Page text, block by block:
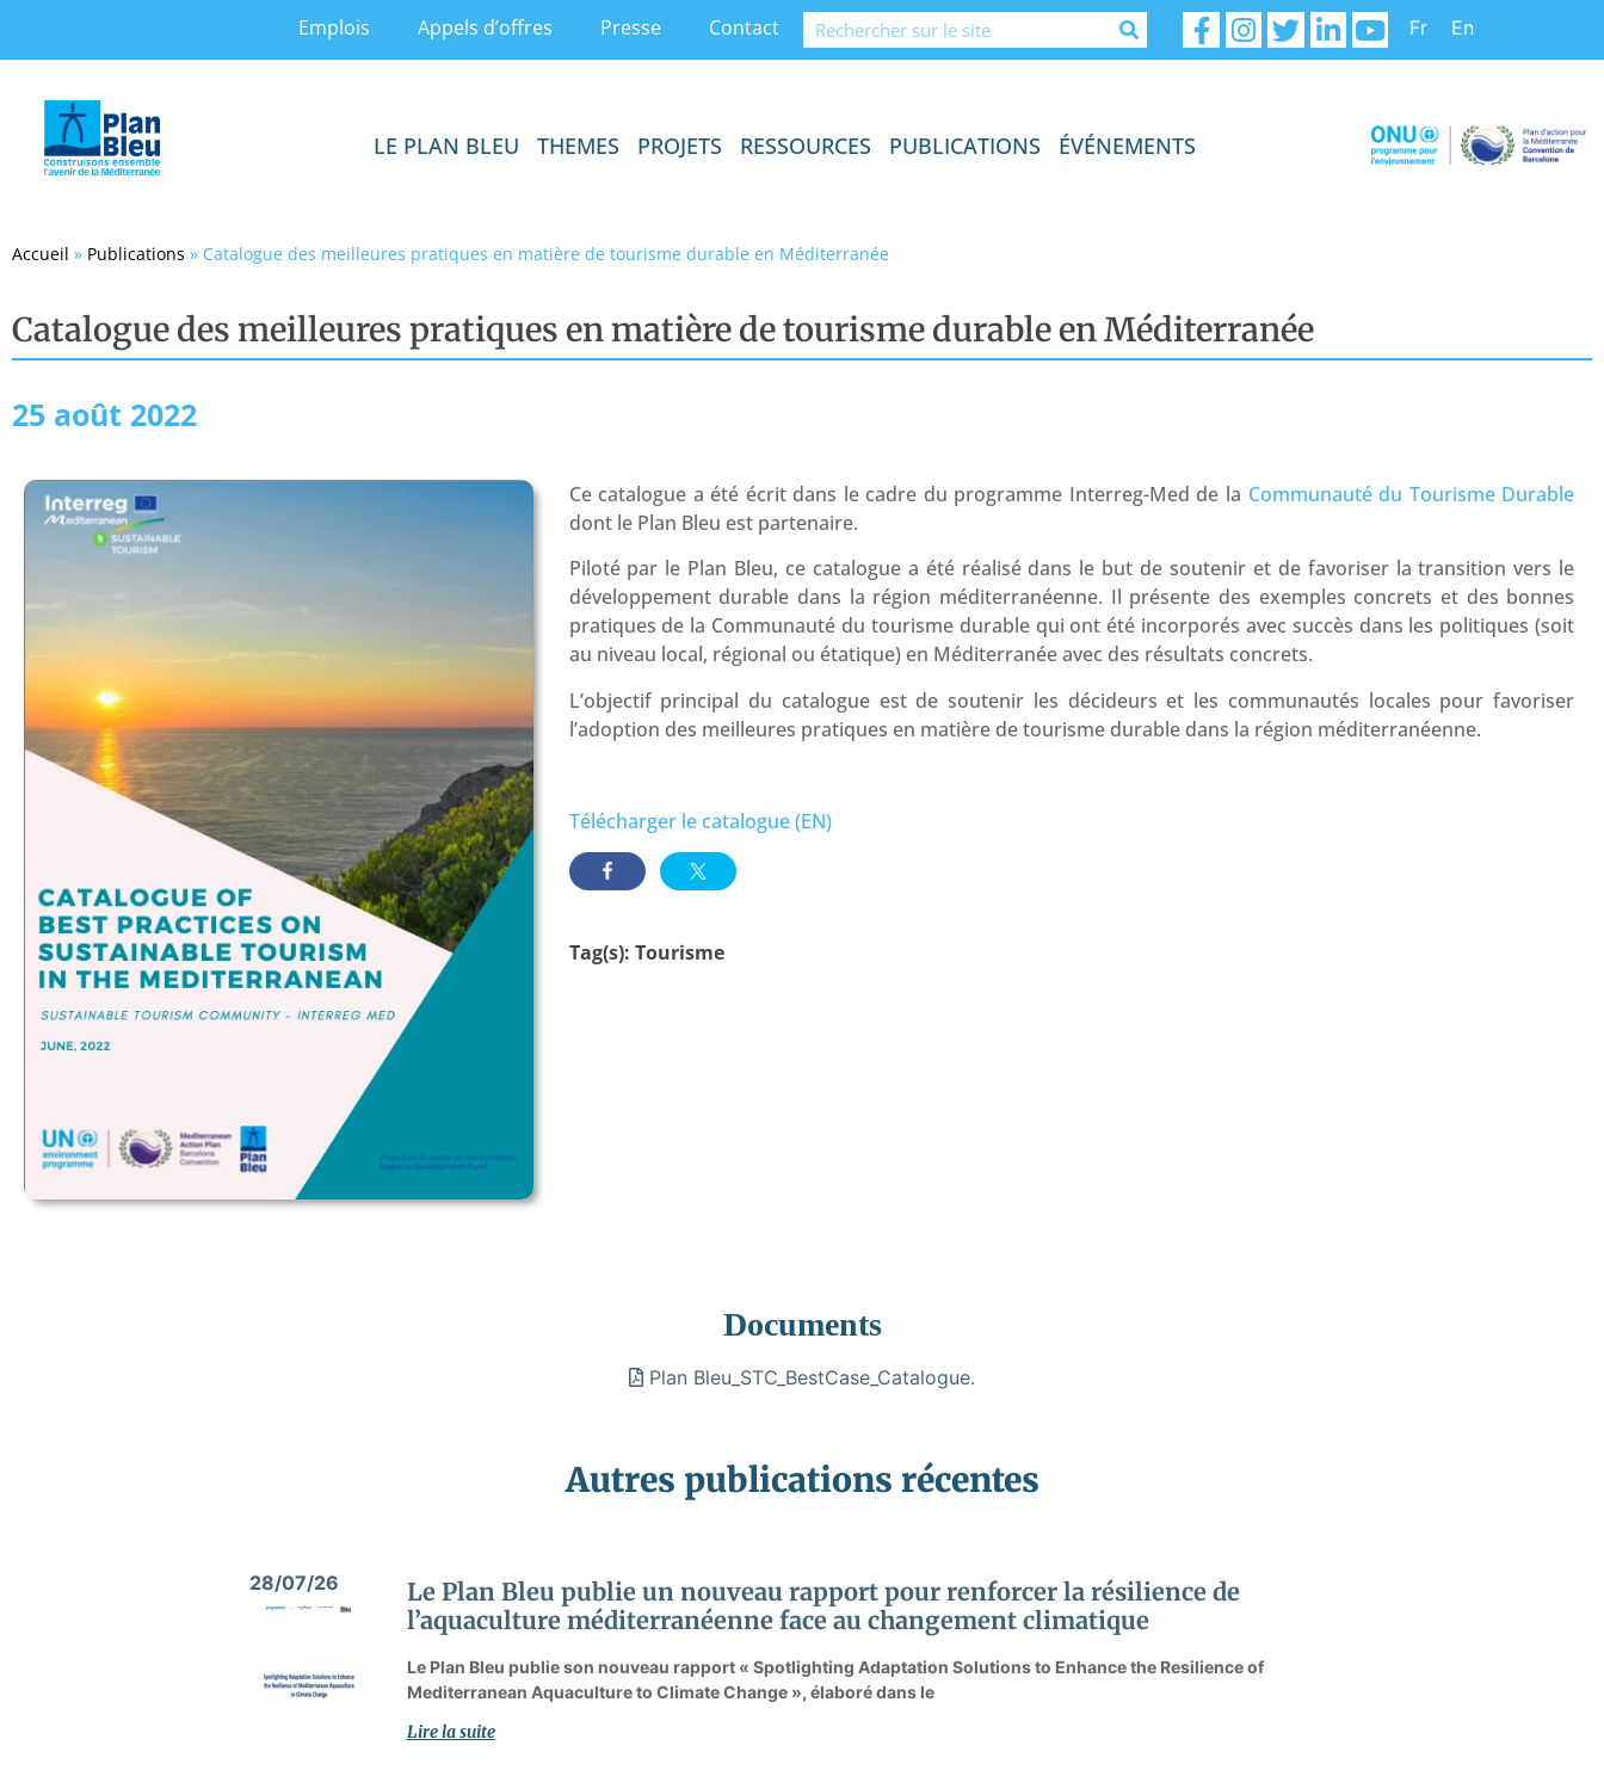
Emplois Appels d’offres Presse Contact Fr En
LE PLAN BLEU THEMES PROJETS RESSOURCES PUBLICATIONS ÉVÉNEMENTS
Accueil » Publications » Catalogue des meilleures pratiques en matière de tourisme durable en Méditerranée
Catalogue des meilleures pratiques en matière de tourisme durable en Méditerranée
25 août 2022
Ce catalogue a été écrit dans le cadre du programme Interreg-Med de la Communauté du Tourisme Durable
dont le Plan Bleu est partenaire.
Piloté par le Plan Bleu, ce catalogue a été réalisé dans le but de soutenir et de favoriser la transition vers le
développement durable dans la région méditerranéenne. Il présente des exemples concrets et des bonnes
pratiques de la Communauté du tourisme durable qui ont été incorporés avec succès dans les politiques (soit
au niveau local, régional ou étatique) en Méditerranée avec des résultats concrets.
L’objectif principal du catalogue est de soutenir les décideurs et les communautés locales pour favoriser
l’adoption des meilleures pratiques en matière de tourisme durable dans la région méditerranéenne.
Télécharger le catalogue (EN)
Tag(s): Tourisme
Documents
Plan Bleu_STC_BestCase_Catalogue.
Autres publications récentes
28/07/26
Le Plan Bleu publie un nouveau rapport pour renforcer la résilience de
l’aquaculture méditerranéenne face au changement climatique
Le Plan Bleu publie son nouveau rapport « Spotlighting Adaptation Solutions to Enhance the Resilience of
Mediterranean Aquaculture to Climate Change », élaboré dans le
Lire la suite